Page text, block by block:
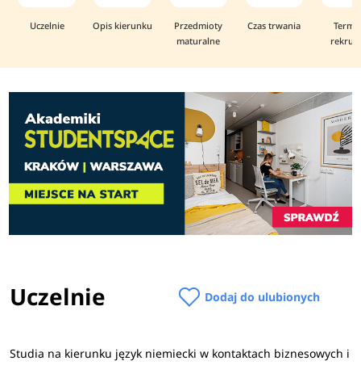
Uczelnie Opis kierunku
Przedmioty
maturalne
Czas trwania
Uczelnie Dodaj do ulubionych
Studia na kierunku język niemiecki w kontaktach biznesowych i